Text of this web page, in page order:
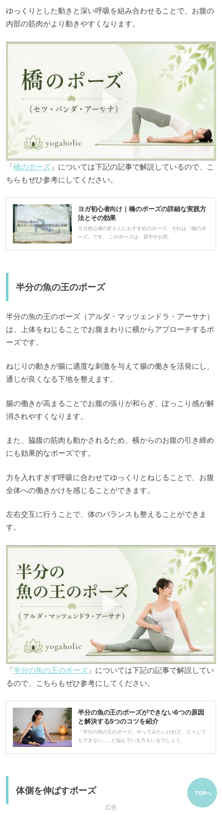
ゆっくりとした動きと深い呼吸を組み合わせることで、お腹の
内部の筋肉がより動きやすくなります。
「橋のポーズ」については下記の記事で解説しているので、こ
ちらもぜひ参考にしてください。
ヨガ初心者向け｜橋のポーズの詳細な実践方
法とその効果
ヨガ初心者の皆さんにおすすめのポーズ、それは「橋のポ
ーズ」です。 このポーズは、背中やお尻、
半分の魚の王のポーズ
半分の魚の王のポーズ（アルダ・マッツェンドラ・アーサナ）
は、上体をねじることでお腹まわりに横からアプローチするポ
ーズです。
ねじりの動きが腸に適度な刺激を与えて腸の働きを活発にし、
通じが良くなる下地を整えます。
腸の働きが高まることでお腹の張りが和らぎ、ぽっこり感が解
消されやすくなります。
また、脇腹の筋肉も動かされるため、横からのお腹の引き締め
にも効果的なポーズです。
力を入れすぎず呼吸に合わせてゆっくりとねじることで、お腹
全体への働きかけを感じることができます。
左右交互に行うことで、体のバランスも整えることができま
す。
「半分の魚の王のポーズ」については下記の記事で解説してい
るので、こちらもぜひ参考にしてください。
半分の魚の王のポーズができない6つの原因
と解決する5つのコツを紹介
「半分の魚の王のポーズ、やってみたいけれど、どうして
もできない…」と悩んでいる方もいるでしょう。
体側を伸ばすポーズ TOPへ
広告